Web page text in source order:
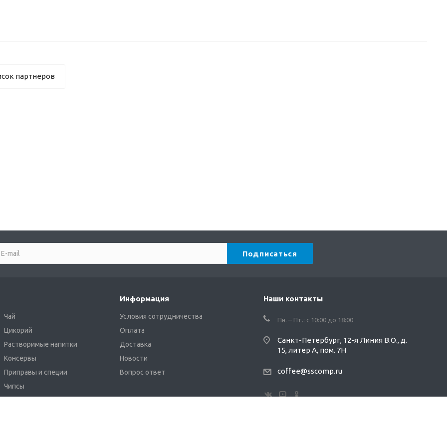
партнеров
Чай
Цикорий
Растворимые напитки
Консервы
Приправы и специи
Чипсы
Информация
Условия сотрудничества
Оплата
Доставка
Новости
Вопрос ответ
Наши контакты
Пн. – Пт.: с 10:00 до 18:00
Санкт-Петербург, 12-я Линия В.О., д.
15, литер А, пом. 7Н
coffee@sscomp.ru